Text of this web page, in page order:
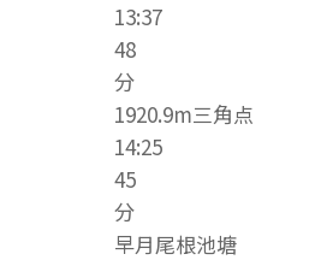
13:37
48
分
1920.9m三角点
14:25
45
分
早月尾根池塘